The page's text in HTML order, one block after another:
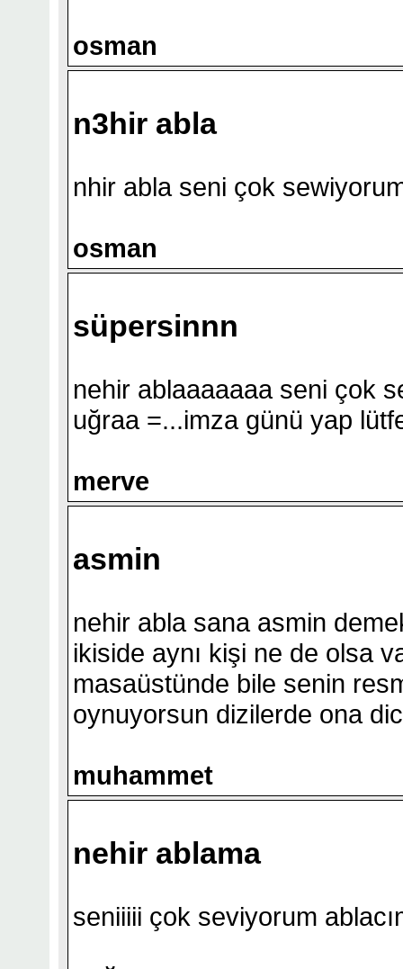
osman
n3hir abla
nhir abla seni çok
osman
süpersinnn
nehir ablaaaaaaa seni çok
uğraa =...imza günü yap
merve
asmin
nehir abla sana asmin
ikiside aynı kişi ne de olsa
masaüstünde bile senin
oynuyorsun dizilerde ona
muhammet
nehir ablama
seniiiii çok seviyorum